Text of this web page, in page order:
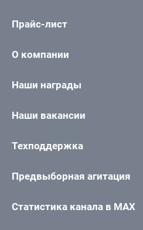
Прайс-лист
О компании
Наши награды
Наши вакансии
Техподдержка
Предвыборная агитация
Статистика канала в MAX